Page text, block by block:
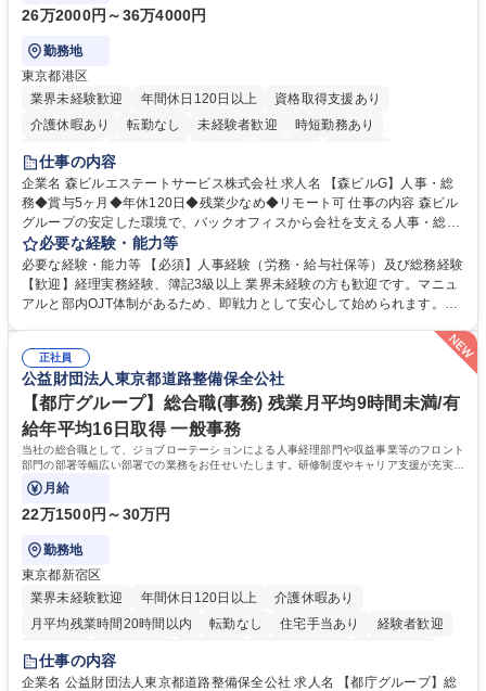
26万2000円～36万4000円
勤務地
東京都港区
業界未経験歓迎
年間休日120日以上
資格取得支援あり
介護休暇あり
転勤なし 未経験者歓迎
時短勤務あり
経験者歓迎
完全週休2日制
交通費支給 長期歓迎 駅近5分以内 土日祝休み
仕事の内容
企業名 森ビルエステートサービス株式会社 求人名 【森ビルG】人事・総
務◆賞与5ヶ月◆年休120日◆残業少なめ◆リモート可 仕事の内容 森ビル
グループの安定した環境で、バックオフィスから会社を支える人事・総務
をお任せします。 労務と総務の業務をバランスよく担当し、ゆくゆくは制
度改定などのコア業務にも挑戦できる、やりがいある環境です。 ■勤怠管
理、給与計算、社会保険手続き、年末調整等の労務管理全般 ■入退社手続
き、社内規定の改定や人事制度改定などのコア業務 ■社内イベントの企画
は部内のOJTを中心に、あなたの経験に合わせて不足している部分はいつ
でも質問・相談できる環境が整っているため、安心して成長できます。 募
集職種 【森ビルG】人事・総務◆賞与5ヶ月◆年休120日◆残業少なめ◆
リモート可
必要な経験・能力等
必要な経験・能力等 【必須】人事経験（労務・給与社保等）及び総務経験
【歓迎】経理実務経験、簿記3級以上 業界未経験の方も歓迎です。マニュ
アルと部内OJT体制があるため、即戦力として安心して始められます。
ます。定型業務に留まらず、社内規定や人事制度の改定など会社のコア業
務に挑戦できるため、自身の成長と組織への貢献度をダイレクトに実感で
きます。 残業少なめ、週1日リモート可など、ワークライフバランスを保
ち長期活躍できる環境です。 「これまでの幅広い経験を活かし、長期的な
キャリアを築きたい」という前向きな意欲と挑戦を全力で応援します。 学
歴・資格 学歴：大学院 大学 高専 短大 専修学校 高校 語学力： 資格：日商
簿記検定1級 日商簿記検定2級 日商簿記検定3級
正社員
公益財団法人東京都道路整備保全公社
【都庁グループ】総合職(事務) 残業月平均9時間未満/有
給年平均16日取得 一般事務
当社の総合職として、ジョブローテーションによる人事経理部門や収益事業等のフロント
部門の部署等幅広い部署での業務をお任せいたします。研修制度やキャリア支援が充実し
ております！ ※下記業務詳細
月給
22万1500円～30万円
勤務地
東京都新宿区
業界未経験歓迎
年間休日120日以上
介護休暇あり
月平均残業時間20時間以内
転勤なし 住宅手当あり
経験者歓迎
研修あり
退職金あり
駅近5分以内
資格取得手当あり 食事補助あり
仕事の内容
企業名 公益財団法人東京都道路整備保全公社 求人名 【都庁グループ】総